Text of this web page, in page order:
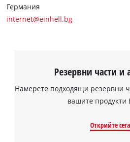
Германия
internet@einhell.bg
Резервни части и
Намерете подходящи резервни
вашите продукти
Открийте сега